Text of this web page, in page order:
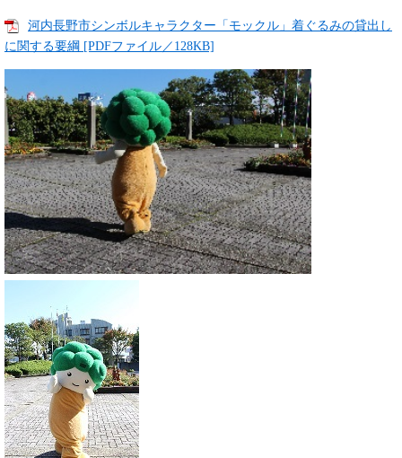
河内長野市シンボルキャラクター「モックル」着ぐるみの貸出し
に関する要綱 [PDFファイル／128KB]